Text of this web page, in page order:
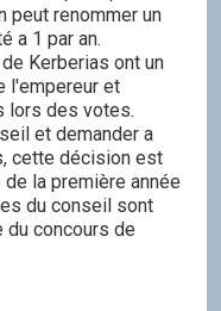
peut renommer un
a 1 par an.
Kerberias ont un
l'empereur et
lors des votes.
et demander a
cette décision est
la première année
du conseil sont
concours de